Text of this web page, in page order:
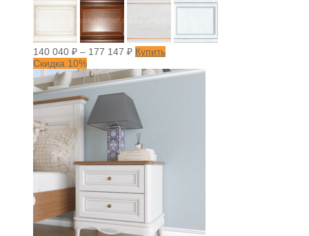
140 040 ₽ – 177 147 ₽ Купить
Скидка 10%